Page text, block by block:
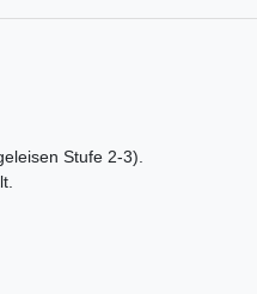
Stufe 2-3).